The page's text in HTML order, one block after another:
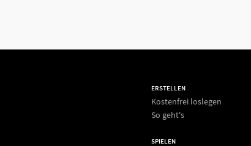
ERSTELLEN
Kostenfrei loslegen
So geht's
SPIELEN